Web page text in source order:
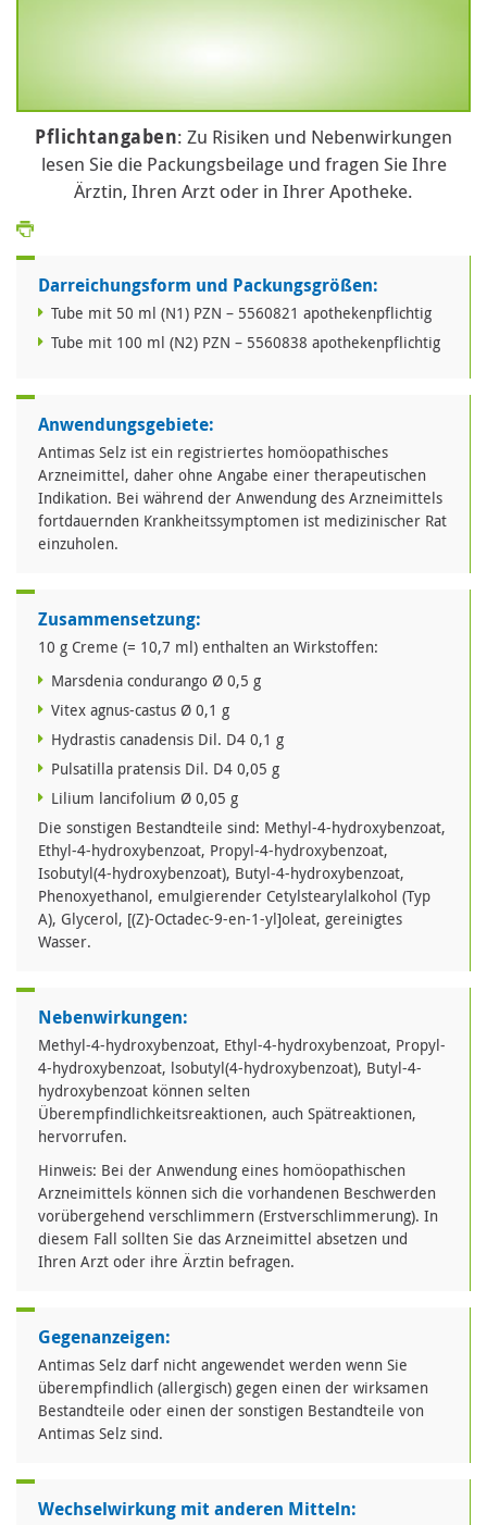
Pflichtangaben: Zu Risiken und Nebenwirkungen
lesen Sie die Packungsbeilage und fragen Sie Ihre
Ärztin, Ihren Arzt oder in Ihrer Apotheke.
Darreichungsform und Packungsgrößen:
Tube mit 50 ml (N1) PZN – 5560821 apothekenpflichtig
Tube mit 100 ml (N2) PZN – 5560838 apothekenpflichtig
Anwendungsgebiete:
Antimas Selz ist ein registriertes homöopathisches
Arzneimittel, daher ohne Angabe einer therapeutischen
Indikation. Bei während der Anwendung des Arzneimittels
fortdauernden Krankheitssymptomen ist medizinischer Rat
einzuholen.
Zusammensetzung:
10 g Creme (= 10,7 ml) enthalten an Wirkstoffen:
Marsdenia condurango Ø 0,5 g
Vitex agnus-castus Ø 0,1 g
Hydrastis canadensis Dil. D4 0,1 g
Pulsatilla pratensis Dil. D4 0,05 g
Lilium lancifolium Ø 0,05 g
Die sonstigen Bestandteile sind: Methyl-4-hydroxybenzoat,
Ethyl-4-hydroxybenzoat, Propyl-4-hydroxybenzoat,
Isobutyl(4-hydroxybenzoat), Butyl-4-hydroxybenzoat,
Phenoxyethanol, emulgierender Cetylstearylalkohol (Typ
A), Glycerol, [(Z)-Octadec-9-en-1-yl]oleat, gereinigtes
Wasser.
Nebenwirkungen:
Methyl-4-hydroxybenzoat, Ethyl-4-hydroxybenzoat, Propyl-
4-hydroxybenzoat, lsobutyl(4-hydroxybenzoat), Butyl-4-
hydroxybenzoat können selten
Überempfindlichkeitsreaktionen, auch Spätreaktionen,
hervorrufen.
Hinweis: Bei der Anwendung eines homöopathischen
Arzneimittels können sich die vorhandenen Beschwerden
vorübergehend verschlimmern (Erstverschlimmerung). In
diesem Fall sollten Sie das Arzneimittel absetzen und
Ihren Arzt oder ihre Ärztin befragen.
Gegenanzeigen:
Antimas Selz darf nicht angewendet werden wenn Sie
überempfindlich (allergisch) gegen einen der wirksamen
Bestandteile oder einen der sonstigen Bestandteile von
Antimas Selz sind.
Wechselwirkung mit anderen Mitteln: